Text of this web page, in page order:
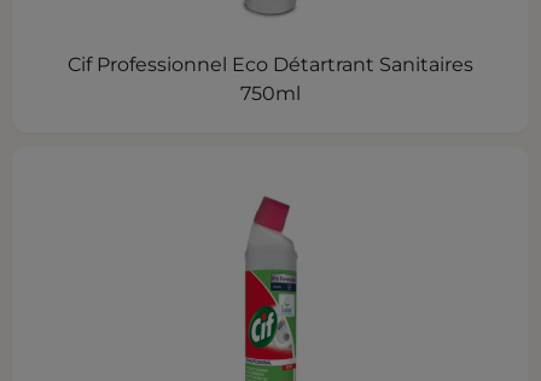
Cif Professionnel Eco Détartrant Sanitaires
750ml